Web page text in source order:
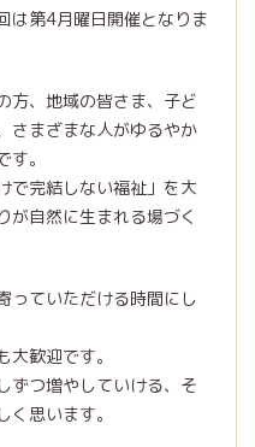
は第4月曜日開催となりま
方、地域の皆さま、子ど
さまざまな人がゆるやか
。
で完結しない福祉」を大
が自然に生まれる場づく
っていただける時間にし
歓迎です。
ずつ増やしていける、そ
思います。